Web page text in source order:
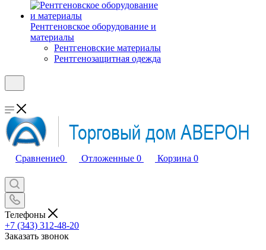
Рентгеновское оборудование и
материалы
Рентгеновские материалы
Рентгенозащитная одежда
Сравнение0 Отложенные 0 Корзина 0
Телефоны
+7 (343) 312-48-20
Заказать звонок